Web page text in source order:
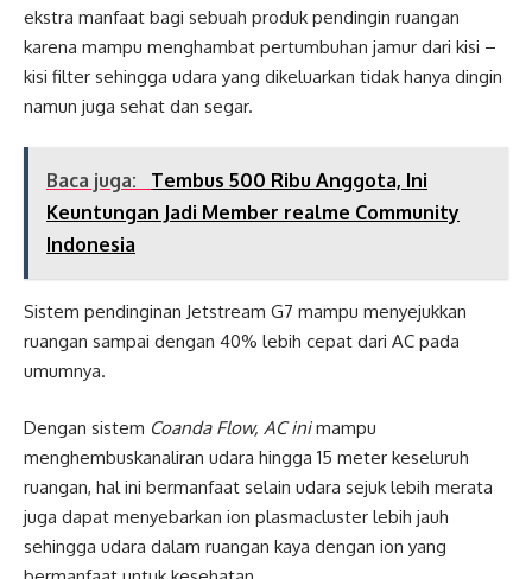
ekstra manfaat bagi sebuah produk pendingin ruangan
karena mampu menghambat pertumbuhan jamur dari kisi –
kisi filter sehingga udara yang dikeluarkan tidak hanya dingin
namun juga sehat dan segar.
Baca juga:
Tembus 500 Ribu Anggota, Ini
Keuntungan Jadi Member realme Community
Indonesia
Sistem pendinginan Jetstream G7 mampu menyejukkan
ruangan sampai dengan 40% lebih cepat dari AC pada
umumnya.
Dengan sistem Coanda Flow, AC inimampu
menghembuskanaliran udara hingga 15 meter keseluruh
ruangan, hal ini bermanfaat selain udara sejuk lebih merata
juga dapat menyebarkan ion plasmacluster lebih jauh
sehingga udara dalam ruangan kaya dengan ion yang